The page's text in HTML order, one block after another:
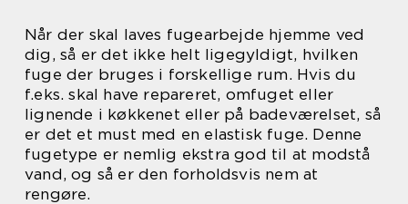
Når der skal laves fugearbejde hjemme ved
dig, så er det ikke helt ligegyldigt, hvilken
fuge der bruges i forskellige rum. Hvis du
f.eks. skal have repareret, omfuget eller
lignende i køkkenet eller på badeværelset, så
er det et must med en elastisk fuge. Denne
fugetype er nemlig ekstra god til at modstå
vand, og så er den forholdsvis nem at
rengøre.